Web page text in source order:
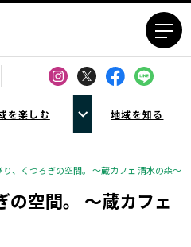
青森エリア
山形エリア
茨城エリア
を楽しむ 地域を知る
り、くつろぎの空間。 ～蔵カフェ 清水の森～
の空間。 ～蔵カフェ